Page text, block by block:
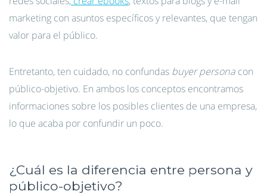
marketing con asuntos específicos y relevantes, que tengan
valor para el público.
Entretanto, ten cuidado, no confundas buyer persona con
público-objetivo. En ambos los conceptos encontramos
informaciones sobre los posibles clientes de una empresa,
lo que acaba por confundir un poco.
¿Cuál es la diferencia entre persona y
público-objetivo?